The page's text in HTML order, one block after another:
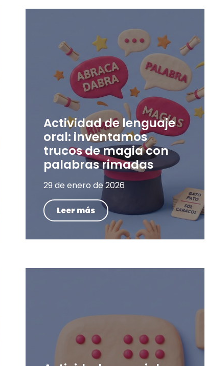
Actividad de lenguaje
oral: inventamos
trucos de magia con
palabras rimadas
29 de enero de 2026
Leer más